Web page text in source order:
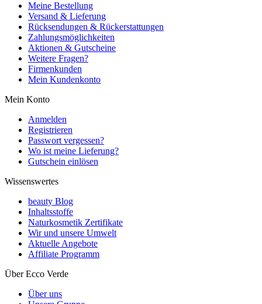
Meine Bestellung
Versand & Lieferung
Rücksendungen & Rückerstattungen
Zahlungsmöglichkeiten
Aktionen & Gutscheine
Weitere Fragen?
Firmenkunden
Mein Kundenkonto
Mein Konto
Anmelden
Registrieren
Passwort vergessen?
Wo ist meine Lieferung?
Gutschein einlösen
Wissenswertes
beauty Blog
Inhaltsstoffe
Naturkosmetik Zertifikate
Wir und unsere Umwelt
Aktuelle Angebote
Affiliate Programm
Über Ecco Verde
Über uns